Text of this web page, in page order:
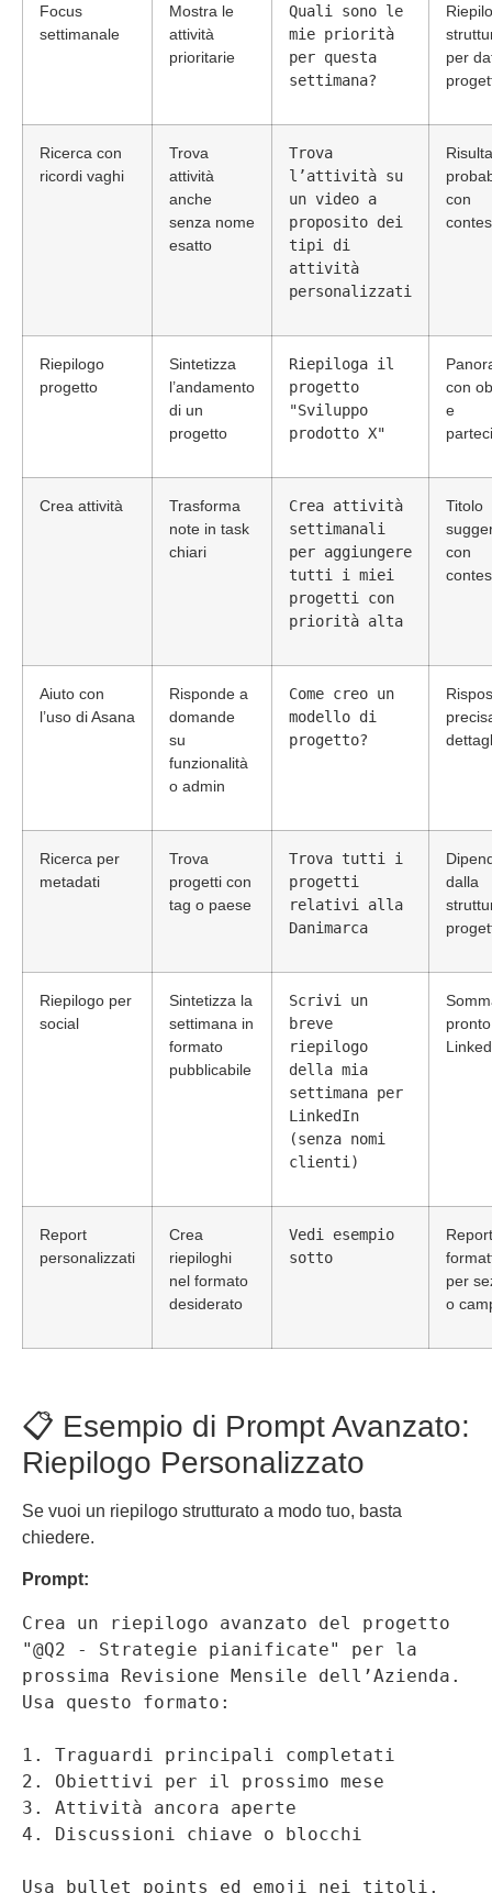
Focus
settimanale
Mostra le
attività
prioritarie
Quali sono le
mie priorità
per questa
settimana?
per
Ricerca con
ricordi vaghi
Trova
attività
anche
senza nome
esatto
Trova
l’attività su
un video a
proposito dei
tipi di
attività
personalizzati
con
Riepilogo
progetto
Sintetizza
l’andamento
di un
progetto
Riepiloga il
progetto
"Sviluppo
prodotto X"
con
e
Crea attività
Trasforma
note in task
chiari
Crea attività
settimanali
per aggiungere
tutti i miei
progetti con
priorità alta
Titolo
con
Aiuto con
l’uso di Asana
Risponde a
domande
su
funzionalità
o admin
Come creo un
modello di
progetto?
Ricerca per
metadati
Trova
progetti con
tag o paese
Trova tutti i
progetti
relativi alla
Danimarca
dalla
Riepilogo per
social
Sintetizza la
settimana in
formato
pubblicabile
Scrivi un
breve
riepilogo
della mia
settimana per
LinkedIn
(senza nomi
clienti)
Report
personalizzati
Crea
riepiloghi
nel formato
desiderato
Vedi esempio
sotto
Report
per
o
📋 Esempio di Prompt Avanzato:
Riepilogo Personalizzato
Se vuoi un riepilogo strutturato a modo tuo, basta
chiedere.
Prompt:
Crea un riepilogo avanzato del progetto
"@Q2 - Strategie pianificate" per la
prossima Revisione Mensile dell’Azienda.
Usa questo formato:
1. Traguardi principali completati
2. Obiettivi per il prossimo mese
3. Attività ancora aperte
Usa bullet points ed emoji nei titoli.